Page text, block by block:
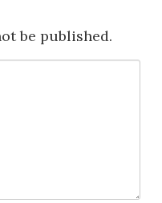
be published.